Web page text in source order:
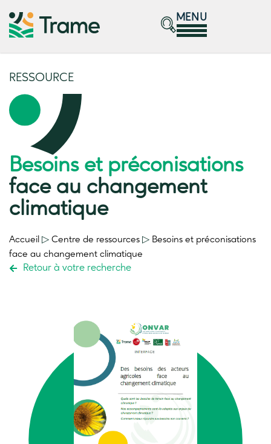
MENU
RESSOURCE
Besoins et préconisations
face au changement
climatique
Accueil ▷ Centre de ressources ▷ Besoins et préconisations
face au changement climatique
Retour à votre recherche